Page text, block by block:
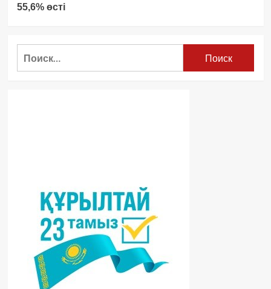
55,6% өсті